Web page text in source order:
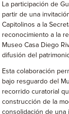
La participación de
partir de una
Capitolinos a la
reconocimiento a la
Museo Casa Diego
difusión del
Esta colaboración
bajo resguardo del
recorrido curatorial
construcción de la
consolidación de una